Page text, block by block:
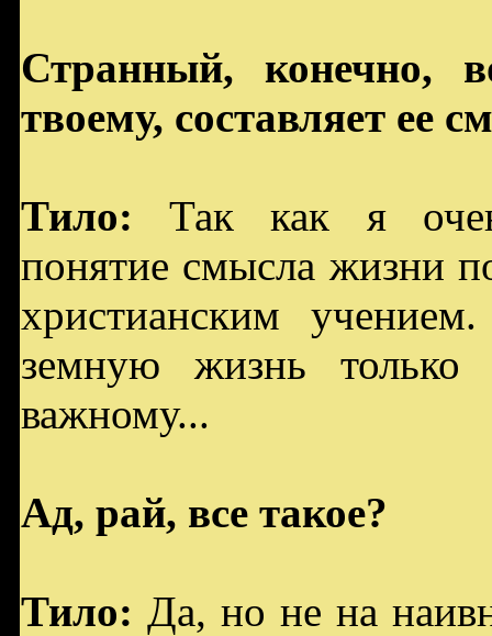
Странный, конечно,
твоему, составляет ее
Тило: Так как я
понятие смысла жизни
христианским
земную жизнь только
важному...
Ад, рай, все такое?
Тило: Да, но не на